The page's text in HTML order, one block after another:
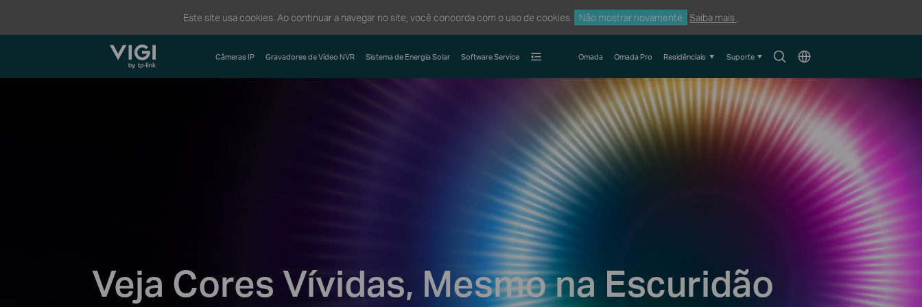
Este site usa cookies. Ao continuar a navegar no site, você concorda com o uso de cookies. Não mostrar novamente Saiba mais
TP-Link, Reliably Smart
SearchChoose
Câmeras IP Gravadores de Vídeo NVR Sistema de Energia Solar Software Service Omada Omada Pro Residênciais Suporte
Veja Cores Vívidas, Mesmo na Escuridão